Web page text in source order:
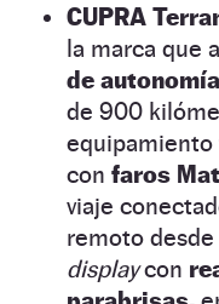
CUPRA
la marca que
de
de 900
equipamiento
con faros
viaje
remoto desde
displaycon